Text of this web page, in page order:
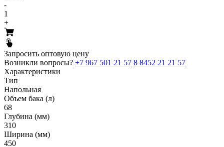
-
1
+
Запросить оптовую цену
Возникли вопросы? +7 967 501 21 57 8 8452 21 21 57
Характеристики
Тип
Напольная
Объем бака (л)
68
Глубина (мм)
310
Ширина (мм)
450